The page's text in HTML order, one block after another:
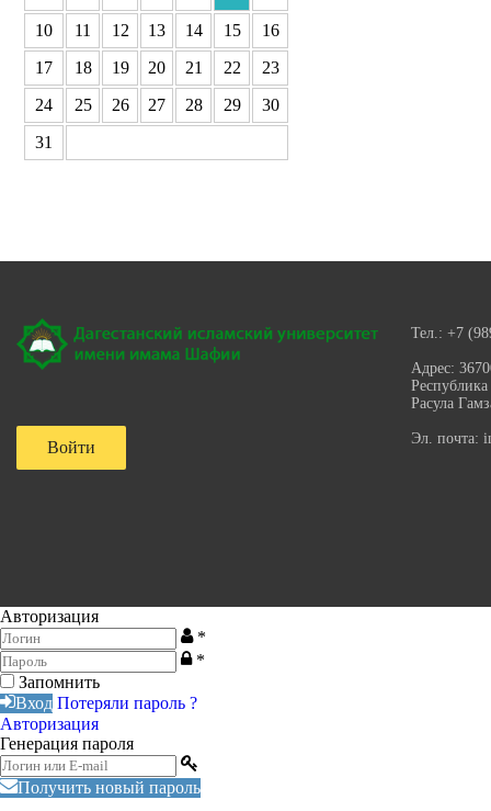
10
11 12 13 14 15
16
17
18 19 20 21 22
23
24
25 26 27 28 29
30
31
Войти
Тел.: +7
Адрес:
Расула
Эл. почта:
Авторизация
*
*
Запомнить
Вход Потеряли пароль ?
Авторизация
Генерация пароля
Получить новый пароль